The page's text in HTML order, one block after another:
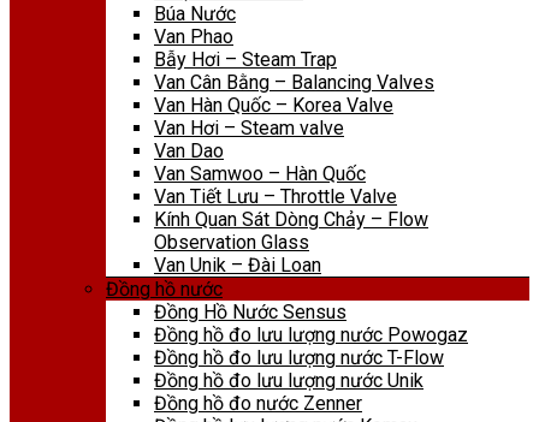
Búa Nước
Van Phao
Bẫy Hơi – Steam Trap
Van Cân Bằng – Balancing Valves
Van Hàn Quốc – Korea Valve
Van Hơi – Steam valve
Van Dao
Van Samwoo – Hàn Quốc
Van Tiết Lưu – Throttle Valve
Kính Quan Sát Dòng Chảy – Flow
Observation Glass
Van Unik – Đài Loan
Đồng hồ nước
Đồng Hồ Nước Sensus
Đồng hồ đo lưu lượng nước Powogaz
Đồng hồ đo lưu lượng nước T-Flow
Đồng hồ đo lưu lượng nước Unik
Đồng hồ đo nước Zenner